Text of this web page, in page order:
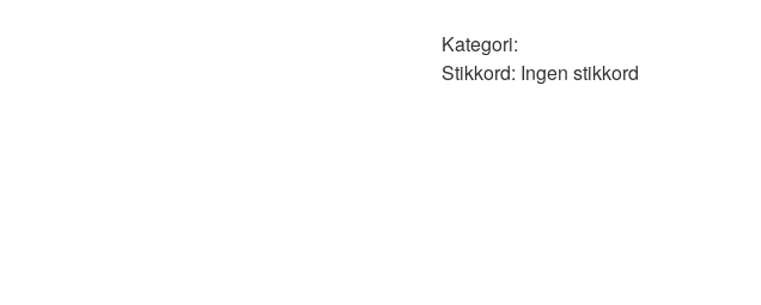
Kategori:
Stikkord: Ingen stikkord